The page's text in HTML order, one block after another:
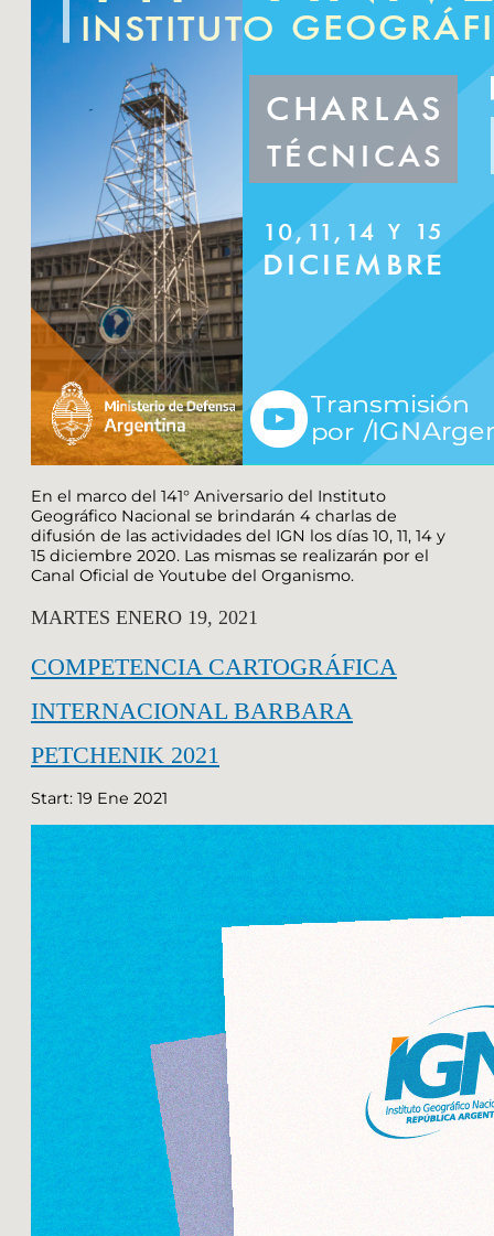
En el marco del 141° Aniversario del Instituto
Geográfico Nacional se brindarán 4 charlas de
difusión de las actividades del IGN los días 10, 11, 14 y
15 diciembre 2020. Las mismas se realizarán por el
Canal Oficial de Youtube del Organismo.
MARTES ENERO 19, 2021
COMPETENCIA CARTOGRÁFICA
INTERNACIONAL BARBARA
PETCHENIK 2021
Start: 19 Ene 2021